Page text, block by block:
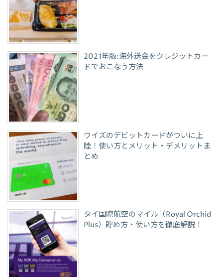
2021年版:海外送金をクレジットカー
ドでおこなう方法
ワイズのデビットカードがついに上
陸！使い方とメリット・デメリットま
とめ
タイ国際航空のマイル（Royal Orchid
Plus）貯め方・使い方を徹底解説！